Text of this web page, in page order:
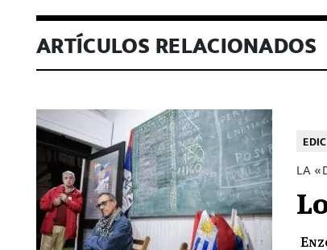
ARTÍCULOS RELACIONADOS
LA